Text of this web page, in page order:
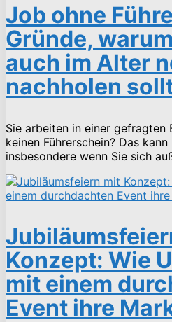
Job ohne
Gründe,
auch im Alter
nachholen
Sie arbeiten in einer gefragten
keinen Führerschein? Das
insbesondere wenn Sie sich
Konzept: Wie
mit einem
Event ihre